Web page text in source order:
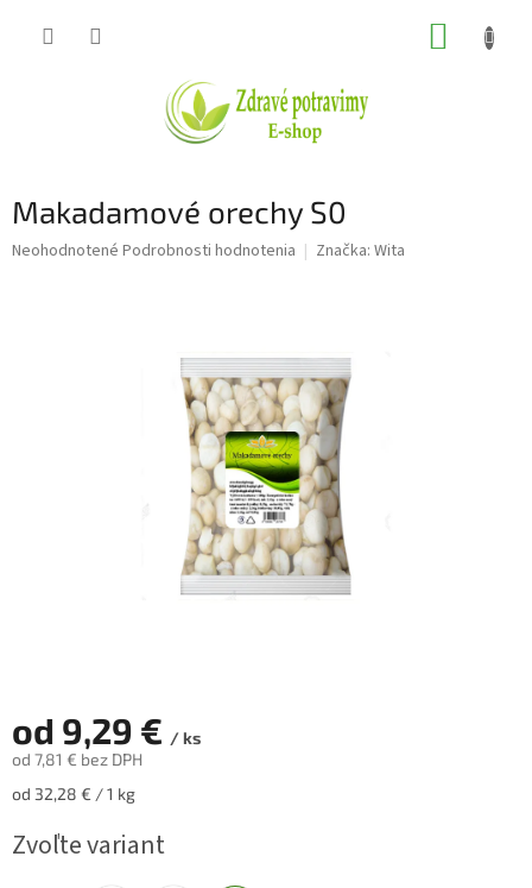
Makadamové orechy S0
Priemerné
Neohodnotené Podrobnosti hodnotenia Značka: Wita
od 9,29 € / ks
od 7,81 € bez DPH
Jednotková
od 32,28 € / 1 kg
Zvoľte variant